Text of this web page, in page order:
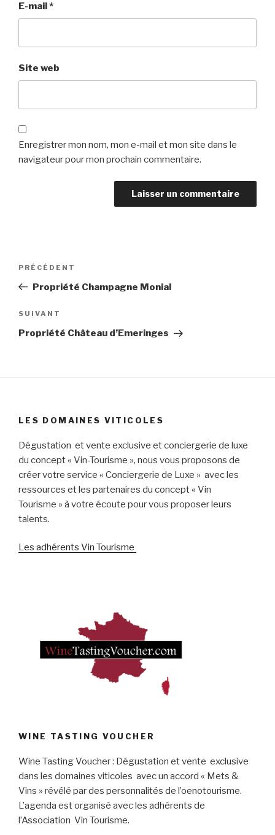
E-mail*
Site web
Enregistrer mon nom, mon e-mail et mon site dans le
navigateur pour mon prochain commentaire.
Navigation
l’article
Article
précédent
PRÉCÉDENT
Propriété Champagne Monial
Article
suivant
SUIVANT
Propriété Château d’Emeringes
LES DOMAINES VITICOLES
Dégustation et vente exclusive et conciergerie de luxe
du concept « Vin-Tourisme », nous vous proposons de
créer votre service « Conciergerie de Luxe » avec les
ressources et les partenaires du concept « Vin
Tourisme » à votre écoute pour vous proposer leurs
talents.
Les adhérents Vin Tourisme
WINE TASTING VOUCHER
Wine Tasting Voucher : Dégustation et vente exclusive
dans les domaines viticoles avec un accord « Mets &
Vins » révélé par des personnalités de l’oenotourisme.
L’agenda est organisé avec les adhérents de
l’Association Vin Tourisme.